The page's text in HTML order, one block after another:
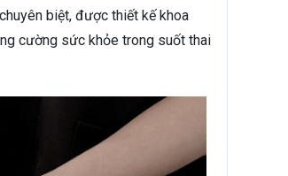
biệt, được thiết kế khoa
cường sức khỏe trong suốt thai